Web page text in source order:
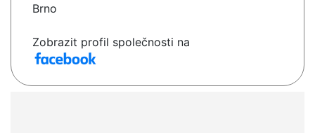
Brno
Zobrazit profil společnosti na